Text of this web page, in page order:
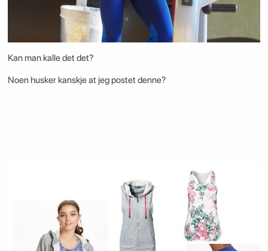
Kan man kalle det det?
Noen husker kanskje at jeg postet denne?